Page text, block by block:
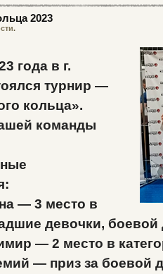
2023
.
года в г.
турнир —
кольца».
команды
— 3 место в
девочки, боевой
— 2 место в
— приз за боевой